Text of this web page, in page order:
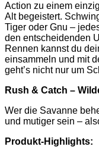
Action zu einem
Alt begeistert.
Tiger oder Gnu –
den entscheidenden
Rennen kannst du
einsammeln und mit
geht’s nicht nur um
Rush & Catch –
Wer die Savanne
und mutiger sein –
Produkt-Highlights: